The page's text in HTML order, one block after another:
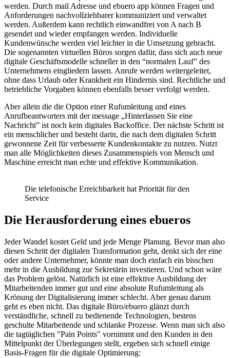
werden. Durch mail Adresse und ebuero app können Fragen und
Anforderungen nachvollziehbarer kommuniziert und verwaltet
werden. Außerdem kann rechtlich einwandfrei von A nach B
gesendet und wieder empfangen werden. Individuelle
Kundenwünsche werden viel leichter in die Umsetzung gebracht.
Die sogenannten virtuellen Büros sorgen dafür, dass sich auch neue
digitale Geschäftsmodelle schneller in den “normalen Lauf” des
Unternehmens eingliedern lassen. Anrufe werden weitergeleitet,
ohne dass Urlaub oder Krankheit ein Hindernis sind. Rechtliche und
betriebliche Vorgaben können ebenfalls besser verfolgt werden.
Aber allein die die Option einer Rufumleitung und eines
Anrufbeantworters mit der message „Hinterlassen Sie eine
Nachricht” ist noch kein digitales Backoffice. Der nächste Schritt ist
ein menschlicher und besteht darin, die nach dem digitalen Schritt
gewonnene Zeit für verbesserte Kundenkontakte zu nutzen. Nutzt
man alle Möglichkeiten dieses Zusammenspiels von Mensch und
Maschine erreicht man echte und effektive Kommunikation.
Die telefonische Erreichbarkeit hat Priorität für den
Service
Die Herausforderung eines ebueros
Jeder Wandel kostet Geld und jede Menge Planung. Bevor man also
diesen Schritt der digitalen Transformation geht, denkt sich der eine
oder andere Unternehmer, könnte man doch einfach ein bisschen
mehr in die Ausbildung zur Sekretärin investieren. Und schon wäre
das Problem gelöst. Natürlich ist eine effektive Ausbildung der
Mitarbeitenden immer gut und eine absolute Rufumleitung als
Krönung der Digitalisierung immer schlecht. Aber genau darum
geht es eben nicht. Das digitale Büro/ebuero glänzt durch
verständliche, schnell zu bedienende Technologien, bestens
geschulte Mitarbeitende und schlanke Prozesse. Wenn man sich also
die tagtäglichen "Pain Points" vornimmt und den Kunden in den
Mittelpunkt der Überlegungen stellt, ergeben sich schnell einige
Basis-Fragen für die digitale Optimierung: